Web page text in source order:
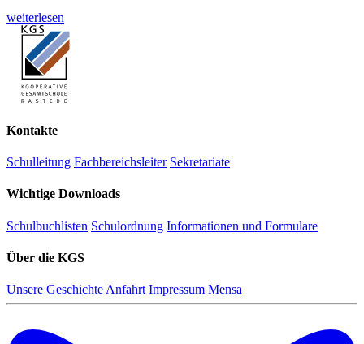
weiterlesen
Kontakte
Schulleitung Fachbereichsleiter Sekretariate
Wichtige Downloads
Schulbuchlisten Schulordnung Informationen und Formulare
Über die KGS
Unsere Geschichte Anfahrt Impressum Mensa